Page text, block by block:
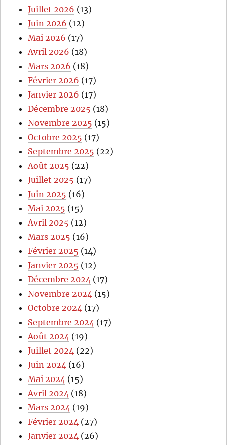
Juillet 2026 (13)
Juin 2026 (12)
Mai 2026 (17)
Avril 2026 (18)
Mars 2026 (18)
Février 2026 (17)
Janvier 2026 (17)
Décembre 2025 (18)
Novembre 2025 (15)
Octobre 2025 (17)
Septembre 2025 (22)
Août 2025 (22)
Juillet 2025 (17)
Juin 2025 (16)
Mai 2025 (15)
Avril 2025 (12)
Mars 2025 (16)
Février 2025 (14)
Janvier 2025 (12)
Décembre 2024 (17)
Novembre 2024 (15)
Octobre 2024 (17)
Septembre 2024 (17)
Août 2024 (19)
Juillet 2024 (22)
Juin 2024 (16)
Mai 2024 (15)
Avril 2024 (18)
Mars 2024 (19)
Février 2024 (27)
Janvier 2024 (26)